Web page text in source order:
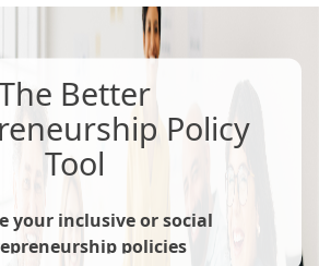
Better
Policy
Tool
your inclusive or social
policies